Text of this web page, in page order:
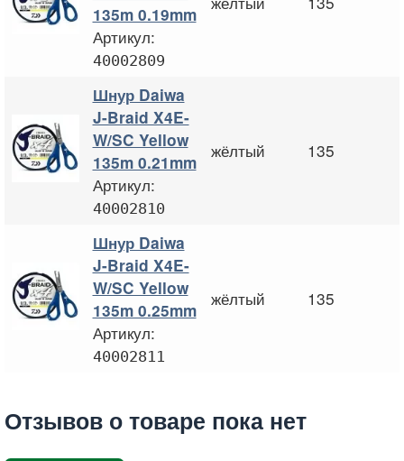
135m 0.19mm
Артикул:
40002809
Шнур Daiwa
J-Braid X4E-
W/SC Yellow
135m 0.21mm
Артикул:
40002810
жёлтый 135
Шнур Daiwa
J-Braid X4E-
W/SC Yellow
135m 0.25mm
Артикул:
40002811
жёлтый 135
Отзывов о товаре пока нет